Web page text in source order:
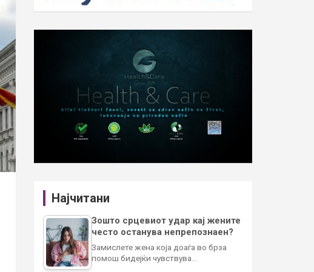
Најчитани
Зошто срцевиот удар кај жените
често останува непрепознаен?
Замислете жена која доаѓа во брза
помош бидејќи чувствува…